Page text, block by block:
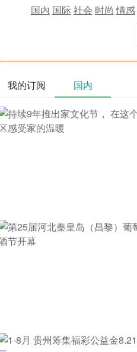
国内 国际社会 时尚 情感
我的订阅 国内